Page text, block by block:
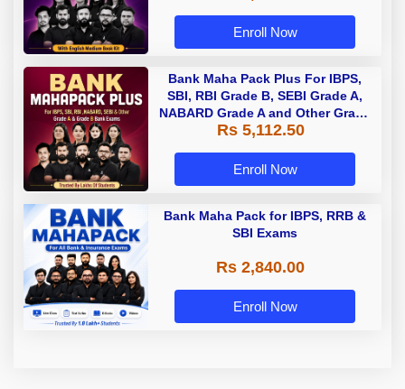
Enroll Now
Bank Maha Pack Plus For IBPS,
SBI, RBI Grade B, SEBI Grade A,
NABARD Grade A and Other Grade
A & Grade B Bank Exams
Rs 5,112.50
Enroll Now
Bank Maha Pack for IBPS, RRB &
SBI Exams
Rs 2,840.00
Enroll Now